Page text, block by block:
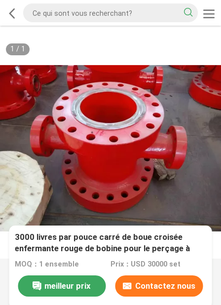
1 / 1
3000 livres par pouce carré de boue croisée
enfermante rouge de bobine pour le perçage à
haute pression
MOQ：1 ensemble Prix：USD 30000 set
meilleur prix Contactez nous